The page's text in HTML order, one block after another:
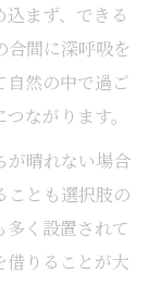
ニング入門
の効果
まず、できる
合間に深呼吸を
自然の中で過ご
ながります。
が晴れない場合
ことも選択肢の
く設置されて
借りることが大